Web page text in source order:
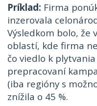
Príklad: Firma
inzerovala
Výsledkom bolo, že
oblastí, kde firma
čo viedlo k
prepracovaní
(iba regióny s
znížila o 45 %.